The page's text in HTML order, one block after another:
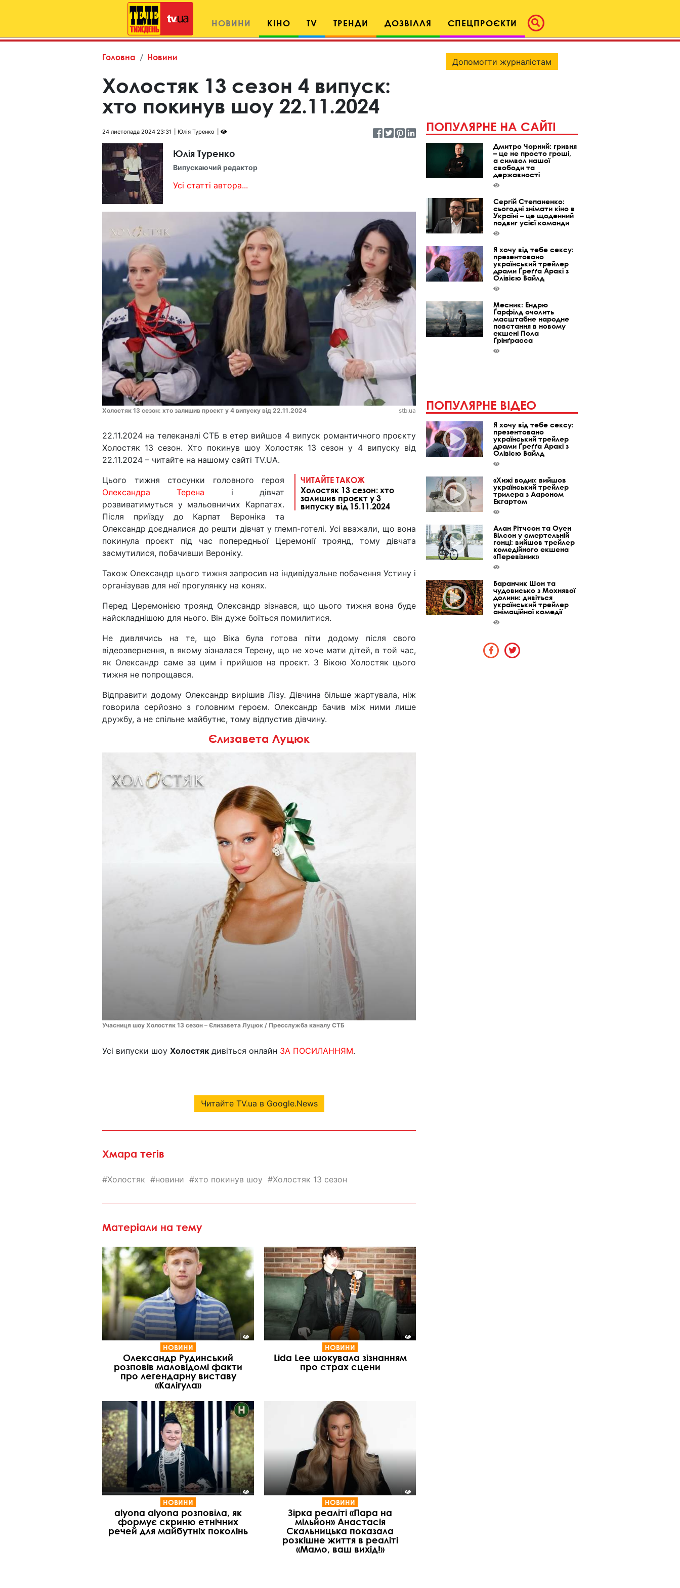
НОВИНИ КІНО TV ТРЕНДИ ДОЗВІЛЛЯ СПЕЦПРОЄКТИ
Головна Новини
Холостяк 13 сезон 4 випуск:
хто покинув шоу 22.11.2024
24 листопада 2024 23:31 Юлія Туренко
Юлія Туренко
Випускаючий редактор
Усі статті автора...
Холостяк 13 сезон: хто залишив проєкт у 4 випуску від 22.11.2024 stb.ua
22.11.2024 на телеканалі СТБ в етер вийшов 4 випуск романтичного проєкту
Холостяк 13 сезон. Хто покинув шоу Холостяк 13 сезон у 4 випуску від
22.11.2024 – читайте на нашому сайті TV.UA.
ЧИТАЙТЕ ТАКОЖ
Холостяк 13 сезон: хто
залишив проєкт у 3
випуску від 15.11.2024
Цього тижня стосунки головного героя
Олександра Терена і дівчат
розвиватимуться у мальовничих Карпатах.
Після приїзду до Карпат Вероніка та
Олександр доєдналися до решти дівчат у глемп-готелі. Усі вважали, що вона
покинула проєкт під час попередньої Церемонії троянд, тому дівчата
засмутилися, побачивши Вероніку.
Також Олександр цього тижня запросив на індивідуальне побачення Устину і
організував для неї прогулянку на конях.
Перед Церемонією троянд Олександр зізнався, що цього тижня вона буде
найскладнішою для нього. Він дуже боїться помилитися.
Не дивлячись на те, що Віка була готова піти додому після свого
відеозвернення, в якому зізналася Терену, що не хоче мати дітей, в той час,
як Олександр саме за цим і прийшов на проєкт. З Вікою Холостяк цього
тижня не попрощався.
Відправити додому Олександр вирішив Лізу. Дівчина більше жартувала, ніж
говорила серйозно з головним героєм. Олександр бачив між ними лише
дружбу, а не спільне майбутнє, тому відпустив дівчину.
Єлизавета Луцюк
Учасниця шоу Холостяк 13 сезон – Єлизавета Луцюк / Пресслужба каналу СТБ
Усі випуски шоу Холостяк дивіться онлайн ЗА ПОСИЛАННЯМ.
Читайте TV.ua в Google.News
Хмара тегів
Холостяк новини хто покинув шоу Холостяк 13 сезон
Матеріали на тему
НОВИНИ
Олександр Рудинський
розповів маловідомі факти
про легендарну виставу
«Калігула»
НОВИНИ
Lida Lee шокувала зізнанням
про страх сцени
НОВИНИ
alyona alyona розповіла, як
формує скриню етнічних
речей для майбутніх поколінь
НОВИНИ
Зірка реаліті «Пара на
мільйон» Анастасія
Скальницька показала
розкішне життя в реаліті
«Мамо, ваш вихід!»
Допомогти журналістам
ПОПУЛЯРНЕ НА САЙТІ
Дмитро Чорний: гривня
– це не просто гроші,
а символ нашої
свободи та
державності
Сергій Степаненко:
сьогодні знімати кіно в
Україні – це щоденний
подвиг усієї команди
Я хочу від тебе сексу:
презентовано
український трейлер
драми Ґреґґа Аракі з
Олівією Вайлд
Месник: Ендрю
Ґарфілд очолить
масштабне народне
повстання в новому
екшені Пола
Ґрінґрасса
ПОПУЛЯРНЕ ВІДЕО
Я хочу від тебе сексу:
презентовано
український трейлер
драми Ґреґґа Аракі з
Олівією Вайлд
«Хижі води»: вийшов
український трейлер
трилера з Аароном
Екгартом
Алан Рітчсон та Оуен
Вілсон у смертельній
гонці: вийшов трейлер
комедійного екшена
«Перевізник»
Баранчик Шон та
чудовисько з Мохнявої
долини: дивіться
український трейлер
анімаційної комедії